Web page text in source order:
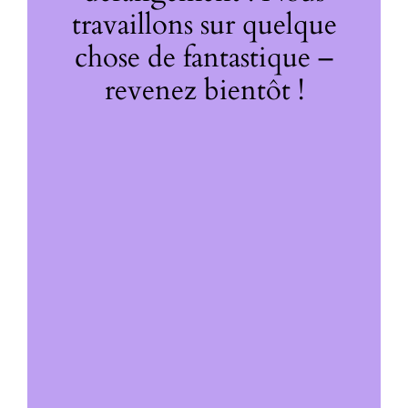
travaillons sur quelque
chose de fantastique –
revenez bientôt !